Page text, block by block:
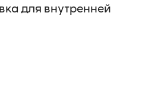
для внутренней